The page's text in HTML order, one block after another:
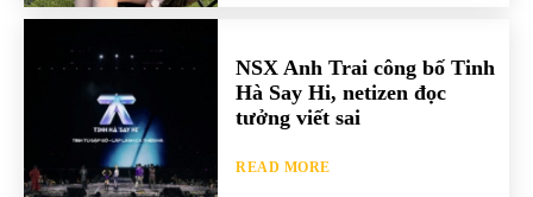
NSX Anh Trai công bố Tinh
Hà Say Hi, netizen đọc
tưởng viết sai
READ MORE